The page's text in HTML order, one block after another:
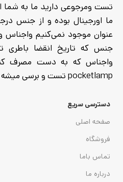
تست ومرجوعی دارید ما به
عنوان موجود نمی‌کنیم واجناس
جنس که تاریخ انقضا باطری
واجناس که به دست مصرف
pocketlamp تست و برسی میشه ...
دسترسی سریع
صفحه اصلی
فروشگاه
تماس باما
درباره ما